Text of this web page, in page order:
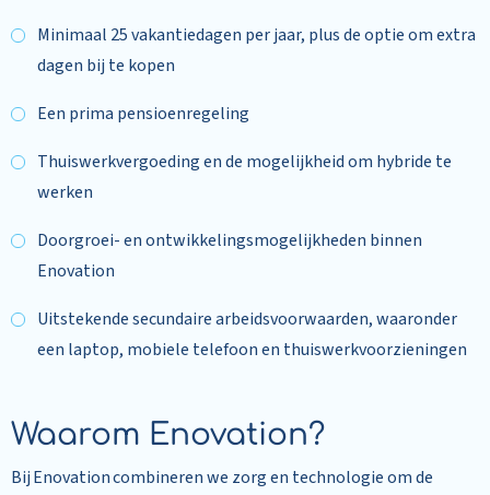
Minimaal 25 vakantiedagen per jaar, plus de optie om extra
dagen bij te kopen
Een prima pensioenregeling
Thuiswerkvergoeding en de mogelijkheid om hybride te
werken
Doorgroei- en ontwikkelingsmogelijkheden binnen
Enovation
Uitstekende secundaire arbeidsvoorwaarden, waaronder
een laptop, mobiele telefoon en thuiswerkvoorzieningen
Waarom Enovation?
Bij Enovation combineren we zorg en technologie om de